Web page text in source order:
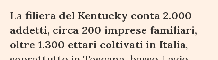
La filiera del Kentucky conta 2.000
addetti, circa 200 imprese familiari,
oltre 1.300 ettari coltivati in Italia,